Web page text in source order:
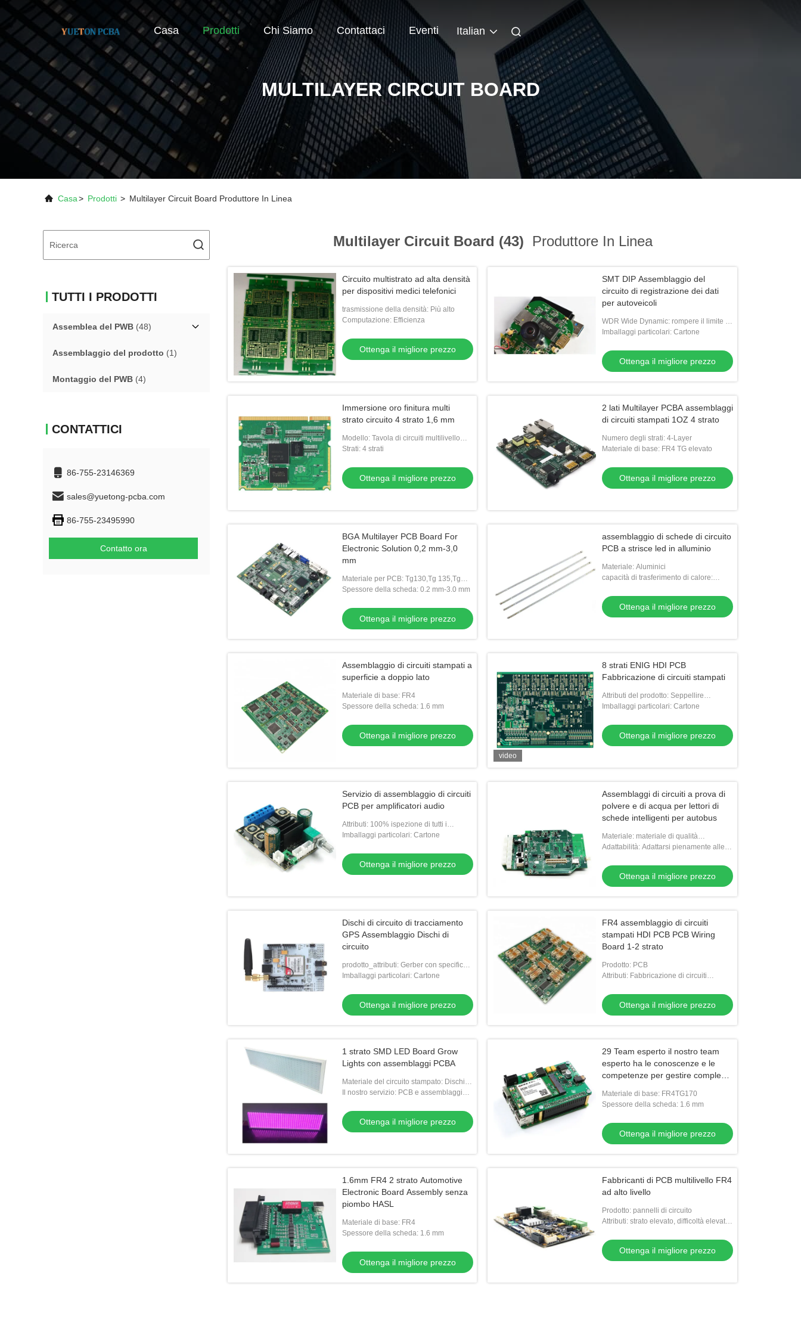
Casa Prodotti Chi Siamo Contattaci Eventi Italian
MULTILAYER CIRCUIT BOARD
Casa> Prodotti > Multilayer Circuit Board Produttore In Linea
TUTTI I PRODOTTI
Assemblea del PWB (48)
Assemblaggio del prodotto (1)
Montaggio del PWB (4)
CONTATTICI
86-755-23146369
sales@yuetong-pcba.com
86-755-23495990
Contatto ora
Multilayer Circuit Board (43) Produttore In Linea
Circuito multistrato ad alta densità
per dispositivi medici telefonici
trasmissione della densità: Più alto
Computazione: Efficienza
Ottenga il migliore prezzo
SMT DIP Assemblaggio del
circuito di registrazione dei dati
per autoveicoli
WDR Wide Dynamic: rompere il limite di
ambiente luminoso / scuro, dotato di
più
Imballaggi particolari: Cartone
Ottenga il migliore prezzo
Immersione oro finitura multi
strato circuito 4 strato 1,6 mm
Modello: Tavola di circuiti multilivello
personalizzata
Strati: 4 strati
Ottenga il migliore prezzo
2 lati Multilayer PCBA assemblaggi
di circuiti stampati 1OZ 4 strato
Numero degli strati: 4-Layer
Materiale di base: FR4 TG elevato
Ottenga il migliore prezzo
BGA Multilayer PCB Board For
Electronic Solution 0,2 mm-3,0
mm
Materiale per PCB: Tg130,Tg 135,Tg
150,Tg 170
Spessore della scheda: 0.2 mm-3.0 mm
Ottenga il migliore prezzo
assemblaggio di schede di circuito
PCB a strisce led in alluminio
Materiale: Aluminici
capacità di trasferimento di calore:
Ottenga il migliore prezzo
Assemblaggio di circuiti stampati a
superficie a doppio lato
Materiale di base: FR4
Spessore della scheda: 1.6 mm
Ottenga il migliore prezzo
video
8 strati ENIG HDI PCB
Fabbricazione di circuiti stampati
Attributi del prodotto: Seppellire
attraverso e attraverso canali,Utilizzare
strati,
Imballaggi particolari: Cartone
Ottenga il migliore prezzo
Servizio di assemblaggio di circuiti
PCB per amplificatori audio
Attributi: 100% ispezione di tutti i
prodotti,risposte alle domande entro 24
Imballaggi particolari: Cartone
Ottenga il migliore prezzo
Assemblaggi di circuiti a prova di
polvere e di acqua per lettori di
schede intelligenti per autobus
Materiale: materiale di qualità
industriale
Adattabilità: Adattarsi pienamente alle
Ottenga il migliore prezzo
Dischi di circuito di tracciamento
GPS Assemblaggio Dischi di
circuito
prodotto_attributi: Gerber con specifiche
PCB per la fabbricazione di PCB
ciascun
Imballaggi particolari: Cartone
Ottenga il migliore prezzo
FR4 assemblaggio di circuiti
stampati HDI PCB PCB Wiring
Board 1-2 strato
Prodotto: PCB
Attributi: Fabbricazione di circuiti
stampati,Fabbricazione di circuiti stam
Ottenga il migliore prezzo
1 strato SMD LED Board Grow
Lights con assemblaggi PCBA
Materiale del circuito stampato: Dischi di
circuiti stampati in alluminio
Il nostro servizio: PCB e assemblaggio
Ottenga il migliore prezzo
29 Team esperto il nostro team
esperto ha le conoscenze e le
competenze per gestire complessi
Materiale di base: FR4TG170
Spessore della scheda: 1.6 mm
Ottenga il migliore prezzo
1.6mm FR4 2 strato Automotive
Electronic Board Assembly senza
piombo HASL
Materiale di base: FR4
Spessore della scheda: 1.6 mm
Ottenga il migliore prezzo
Fabbricanti di PCB multilivello FR4
ad alto livello
Prodotto: pannelli di circuito
Attributi: strato elevato, difficoltà elevata,
Ottenga il migliore prezzo